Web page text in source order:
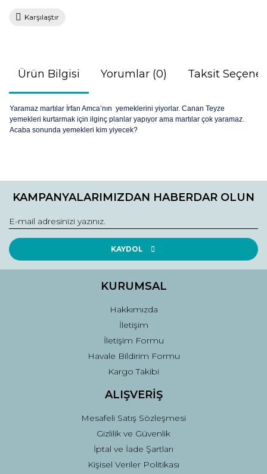
Karşılaştır
Ürün Bilgisi Yorumlar (0) Taksit
Yaramaz martılar İrfan Amca’nın yemeklerini yiyorlar. Canan Teyze
yemekleri kurtarmak için ilginç planlar yapıyor ama martılar çok yaramaz.
Acaba sonunda yemekleri kim yiyecek?
konularda yetersiz gördüğünüz noktaları öneri formunu
Görüş ve önerileriniz için teşekkür ederiz.
Ürün resmi kalitesiz, bozuk veya görüntülenemiyor.
Ürün açıklamasında eksik bilgiler bulunuyor.
Ürün fiyatı diğer sitelerden daha pahalı.
Gönder
KAMPANYALARIMIZDAN HABERDAR OLUN
KAYDOL
KURUMSAL
Hakkımızda
İletişim
İletişim Formu
Havale Bildirim Formu
Kargo Takibi
ALIŞVERİŞ
Mesafeli Satış Sözleşmesi
Gizlilik ve Güvenlik
İptal ve İade Şartları
Kişisel Veriler Politikası